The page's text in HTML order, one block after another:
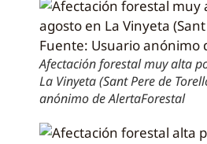
Afectación forestal muy alta
La Vinyeta (Sant Pere de
anónimo de AlertaForestal